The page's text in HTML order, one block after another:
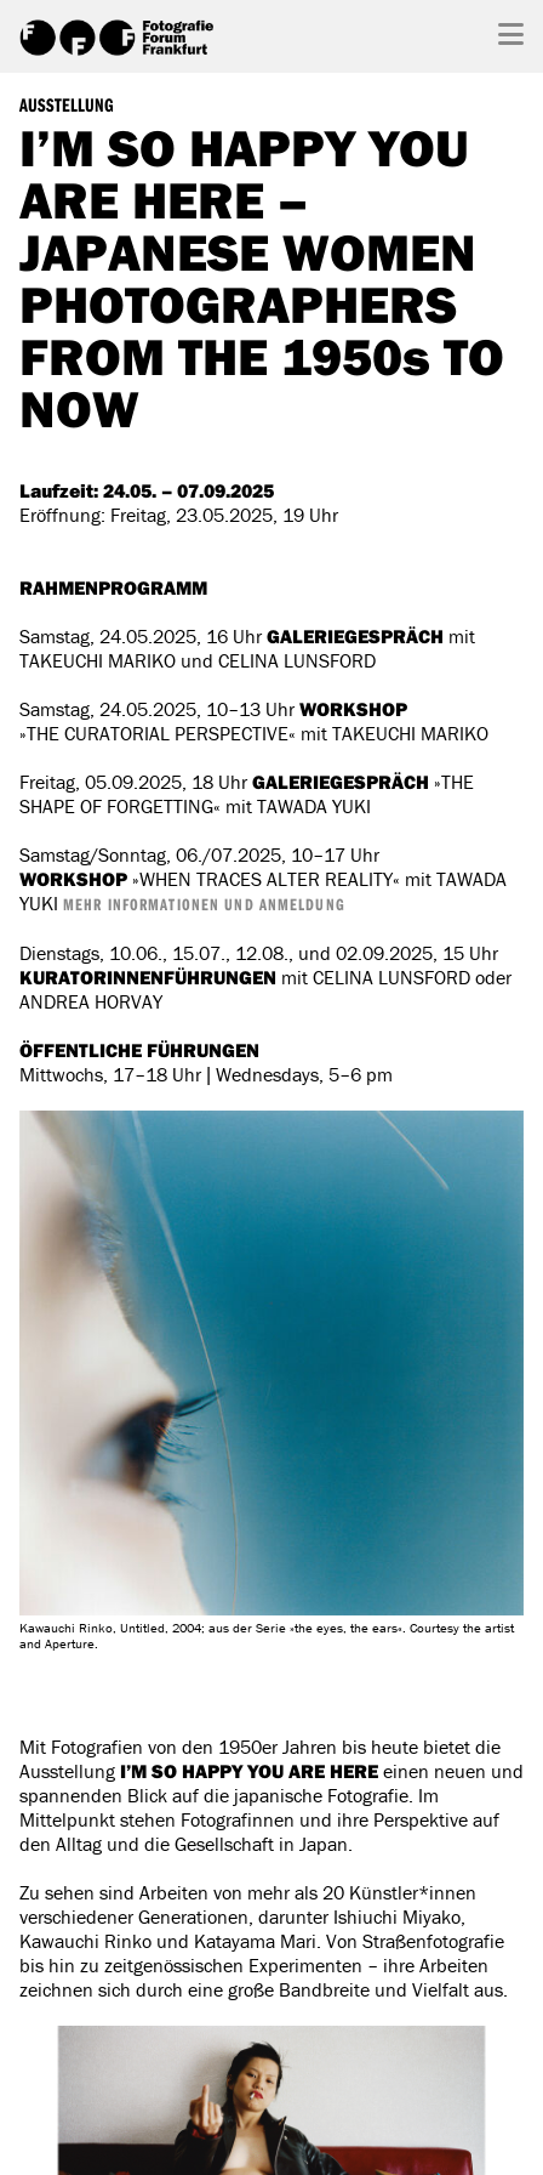
AUSSTELLUNG
I’M SO HAPPY YOU
ARE HERE –
JAPANESE WOMEN
PHOTOGRAPHERS
FROM THE 1950s TO
NOW
Laufzeit: 24.05. – 07.09.2025
Eröffnung: Freitag, 23.05.2025, 19 Uhr
RAHMENPROGRAMM
Samstag, 24.05.2025, 16 UhrGALERIEGESPRÄCH mit
TAKEUCHI MARIKO und CELINA LUNSFORD
Samstag, 24.05.2025, 10–13 UhrWORKSHOP
»THE CURATORIAL PERSPECTIVE« mit TAKEUCHI MARIKO
Freitag, 05.09.2025, 18 UhrGALERIEGESPRÄCH »THE
SHAPE OF FORGETTING« mit TAWADA YUKI
Samstag/Sonntag, 06./07.2025, 10–17 Uhr
WORKSHOP »WHEN TRACES ALTER REALITY« mit TAWADA
YUKI MEHR INFORMATIONEN UND ANMELDUNG
Dienstags, 10.06., 15.07., 12.08., und 02.09.2025, 15 Uhr
KURATORINNENFÜHRUNGEN mit CELINA LUNSFORD oder
ANDREA HORVAY
ÖFFENTLICHE FÜHRUNGEN
Mittwochs, 17–18 Uhr | Wednesdays, 5–6 pm
Kawauchi Rinko, Untitled, 2004; aus der Serie »the eyes, the ears«. Courtesy the artist
and Aperture.
Mit Fotografien von den 1950er Jahren bis heute bietet die
Ausstellung I’M SO HAPPY YOU ARE HERE einen neuen und
spannenden Blick auf die japanische Fotografie. Im
Mittelpunkt stehen Fotografinnen und ihre Perspektive auf
den Alltag und die Gesellschaft in Japan.
Zu sehen sind Arbeiten von mehr als 20 Künstler*innen
verschiedener Generationen, darunter Ishiuchi Miyako,
Kawauchi Rinko und Katayama Mari. Von Straßenfotografie
bis hin zu zeitgenössischen Experimenten – ihre Arbeiten
zeichnen sich durch eine große Bandbreite und Vielfalt aus.